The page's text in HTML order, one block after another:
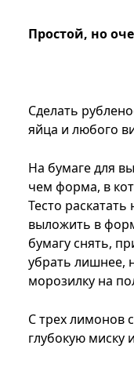
Простой, но
Сделать
яйца и любого
На бумаге для
чем форма, в
Тесто раскатать
выложить в
бумагу снять,
убрать лишнее,
морозилку на
С трех лимонов
глубокую миску